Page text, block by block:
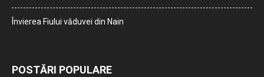
Învierea Fiului văduvei din Nain
POSTĂRI POPULARE